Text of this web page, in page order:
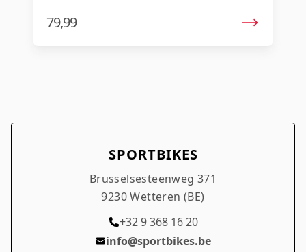
79,99
SPORTBIKES
Brusselsesteenweg 371
9230 Wetteren (BE)
+32 9 368 16 20
info@sportbikes.be